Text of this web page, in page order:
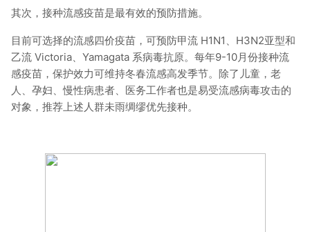
其次，接种流感疫苗是最有效的预防措施。
目前可选择的流感四价疫苗，可预防甲流 H1N1、H3N2亚型和
乙流 Victoria、Yamagata 系病毒抗原。每年9-10月份接种流
感疫苗，保护效力可维持冬春流感高发季节。除了儿童，老
人、孕妇、慢性病患者、医务工作者也是易受流感病毒攻击的
对象，推荐上述人群未雨绸缪优先接种。